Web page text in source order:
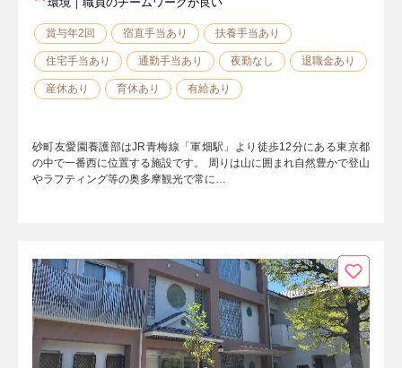
賞与年2回 宿直手当あり 扶養手当あり
住宅手当あり 通勤手当あり 夜勤なし 退職金あり
産休あり 育休あり 有給あり
砂町友愛園養護部はJR青梅線「軍畑駅」より徒歩12分にある東京都
の中で一番西に位置する施設です。 周りは山に囲まれ自然豊かで登山
やラフティング等の奥多摩観光で常に…